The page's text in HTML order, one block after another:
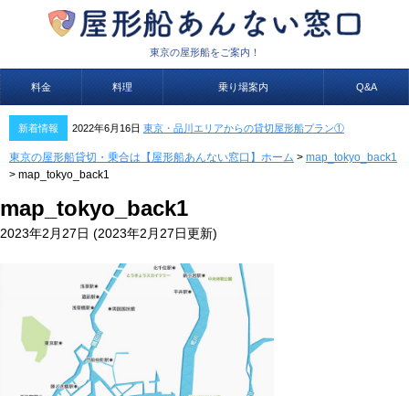
東京の屋形船をご案内！
料金 料理 乗り場案内 Q&A
新着情報 2022年6月16日 東京・品川エリアからの貸切屋形船プラン①
東京の屋形船貸切・乗合は【屋形船あんない窓口】ホーム > map_tokyo_back1
> map_tokyo_back1
map_tokyo_back1
2023年2月27日 (2023年2月27日更新)